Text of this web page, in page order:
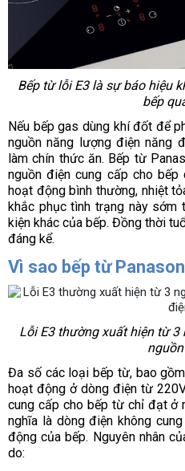
Bếp từ lỗi E3 là sự báo hiệu
bếp
Nếu bếp gas dùng khí đốt để
nguồn năng lượng điện năng
làm chín thức ăn. Bếp từ
nguồn điện cung cấp cho bếp
hoạt động bình thường, nhiệt
khắc phục tình trạng này
kiện khác của bếp. Đồng thời
đáng kể.
Vì sao bếp từ
Lỗi E3 thường xuất hiện từ
Đa số các loại bếp từ, bao
hoạt động ở dòng điện từ
cung cấp cho bếp từ chỉ đạt ở
nghĩa là dòng điện không
động của bếp. Nguyên nhân
do: